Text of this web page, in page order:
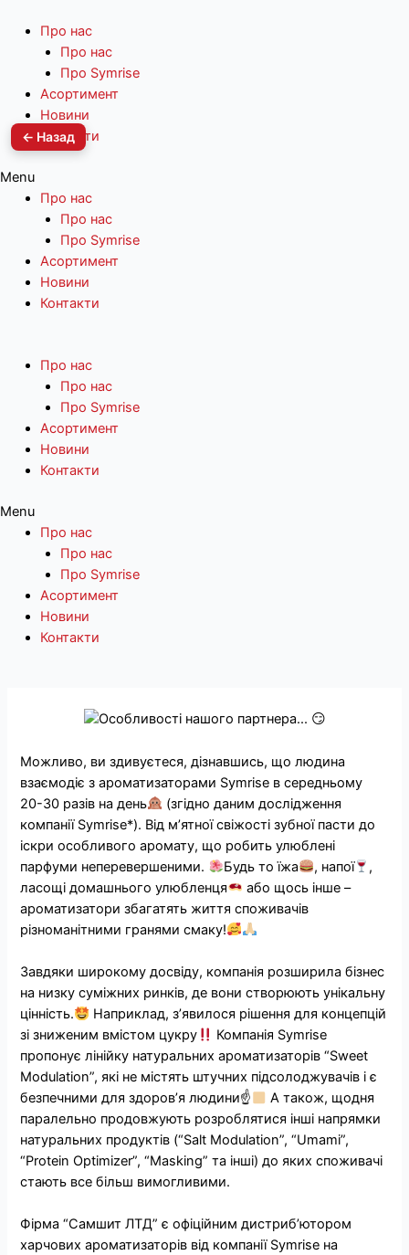
Про нас
Про нас
Про Symrise
Асортимент
Новини
Контакти
Menu
Про нас
Про нас
Про Symrise
Асортимент
Новини
Контакти
Про нас
Про нас
Про Symrise
Асортимент
Новини
Контакти
Menu
Про нас
Про нас
Про Symrise
Асортимент
Новини
Контакти
Можливо, ви здивуєтеся, дізнавшись, що людина
взаємодіє з ароматизаторами Symrise в середньому
20-30 разів на день
(згідно даним дослідження
компанії Symrise*). Від м’ятної свіжості зубної пасти до
іскри особливого аромату, що робить улюблені
парфуми неперевершеними.
Будь то їжа , напої
,
ласощі домашнього улюбленця
або щось інше –
ароматизатори збагатять життя споживачів
різноманітними гранями смаку!
Завдяки широкому досвіду, компанія розширила бізнес
на низку суміжних ринків, де вони створюють унікальну
цінність.
Наприклад, з’явилося рішення для концепцій
зі зниженим вмістом цукру
Компанія Symrise
пропонує лінійку натуральних ароматизаторів “Sweet
Modulation”, які не містять штучних підсолоджувачів і є
безпечними для здоров’я людини☝
А також, щодня
паралельно продовжують розроблятися інші напрямки
натуральних продуктів (“Salt Modulation”, “Umami”,
“Protein Optimizer”, “Masking” та інші) до яких споживачі
стають все більш вимогливими.
Фірма “Самшит ЛТД” є офіційним дистриб’ютором
харчових ароматизаторів від компанії Symrise на
← Назад